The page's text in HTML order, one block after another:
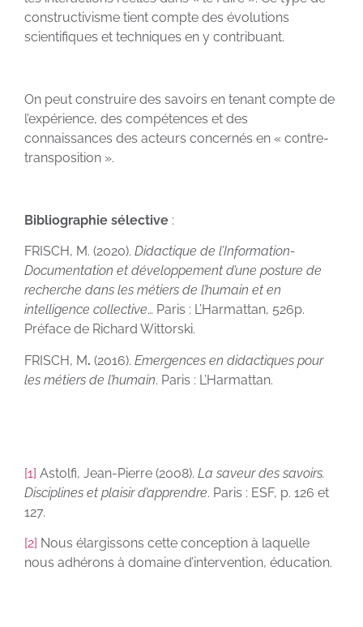
constructivisme tient compte des évolutions
scientifiques et techniques en y contribuant.
On peut construire des savoirs en tenant compte de
l’expérience, des compétences et des
connaissances des acteurs concernés en « contre-
transposition ».
Bibliographie sélective :
FRISCH, M. (2020). Didactique de l’Information-
Documentation et développement d’une posture de
recherche dans les métiers de l’humain et en
intelligence collective… Paris : L’Harmattan, 526p.
Préface de Richard Wittorski.
FRISCH, M. (2016). Emergences en didactiques pour
les métiers de l’humain. Paris : L’Harmattan.
[1] Astolfi, Jean-Pierre (2008). La saveur des savoirs.
Disciplines et plaisir d’apprendre. Paris : ESF, p. 126 et
127.
[2] Nous élargissons cette conception à laquelle
nous adhérons à domaine d’intervention, éducation.